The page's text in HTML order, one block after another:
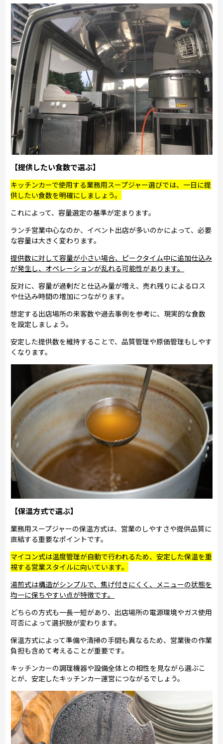
【提供したい食数で選ぶ】
キッチンカーで使用する業務用スープジャー選びでは、一日に提
供したい食数を明確にしましょう。
これによって、容量選定の基準が定まります。
ランチ営業中心なのか、イベント出店が多いのかによって、必要
な容量は大きく変わります。
提供数に対して容量が小さい場合、ピークタイム中に追加仕込み
が発生し、オペレーションが乱れる可能性があります。
反対に、容量が過剰だと仕込み量が増え、売れ残りによるロス
や仕込み時間の増加につながります。
想定する出店場所の来客数や過去事例を参考に、現実的な食数
を設定しましょう。
安定した提供数を維持することで、品質管理や原価管理もしやす
くなります。
【保温方式で選ぶ】
業務用スープジャーの保温方式は、営業のしやすさや提供品質に
直結する重要なポイントです。
マイコン式は温度管理が自動で行われるため、安定した保温を重
視する営業スタイルに向いています。
湯煎式は構造がシンプルで、焦げ付きにくく、メニューの状態を
均一に保ちやすい点が特徴です。
どちらの方式も一長一短があり、出店場所の電源環境やガス使用
可否によって選択肢が変わります。
保温方式によって準備や清掃の手間も異なるため、営業後の作業
負担も含めて考えることが重要です。
キッチンカーの調理機器や設備全体との相性を見ながら選ぶこ
とが、安定したキッチンカー運営につながるでしょう。